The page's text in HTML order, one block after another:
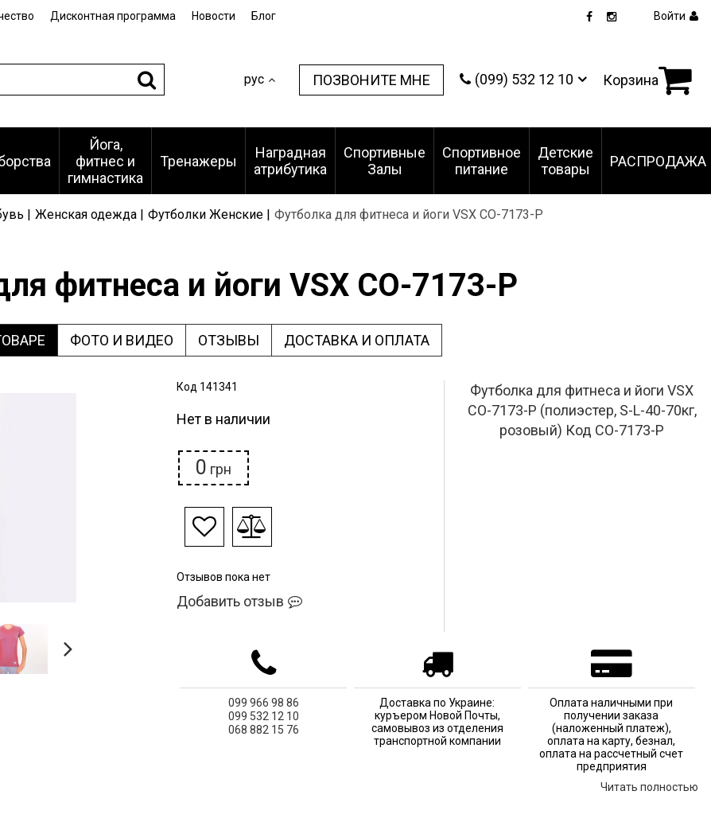
Дисконтная программа Новости Блог Войти
рус ПОЗВОНИТЕ МНЕ (099) 532 12 10 Корзина
Йога,
фитнес и
гимнастика
Тренажеры
Наградная
атрибутика
Спортивные
Залы
Спортивное
питание
Детские
товары
РАСПРОДАЖА
| Женская одежда | Футболки Женские | Футболка для фитнеса и йоги VSX CO-7173-P
фитнеса и йоги VSX CO-7173-P
ФОТО И ВИДЕО ОТЗЫВЫ ДОСТАВКА И ОПЛАТА
Код 141341
Нет в наличии
0 грн
Отзывов пока нет
Добавить отзыв
Футболка для фитнеса и йоги VSX
CO-7173-P (полиэстер, S-L-40-70кг,
розовый) Код CO-7173-P
099 966 98 86
099 532 12 10
068 882 15 76
Доставка по Украине:
куръером Новой Почты,
самовывоз из отделения
транспортной компании
Оплата наличными при
получении заказа
(наложенный платеж),
оплата на карту, безнал,
оплата на рассчетный счет
предприятия
Читать полностью